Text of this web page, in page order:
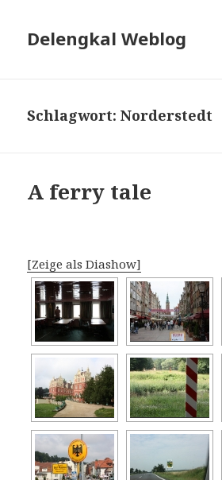
Delengkal Weblog
Schlagwort:Norderstedt
A ferry tale
[Zeige als Diashow]